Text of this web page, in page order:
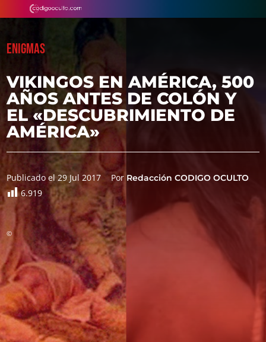
ENIGMAS
VIKINGOS EN AMÉRICA, 500
AÑOS ANTES DE COLÓN Y
EL «DESCUBRIMIENTO DE
AMÉRICA»
Publicado el 29 Jul 2017 Por Redacción CODIGO OCULTO
6.919
©